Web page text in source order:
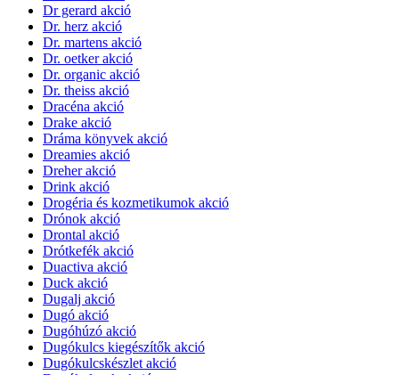
Dr gerard akció
Dr. herz akció
Dr. martens akció
Dr. oetker akció
Dr. organic akció
Dr. theiss akció
Dracéna akció
Drake akció
Dráma könyvek akció
Dreamies akció
Dreher akció
Drink akció
Drogéria és kozmetikumok akció
Drónok akció
Drontal akció
Drótkefék akció
Duactiva akció
Duck akció
Dugalj akció
Dugó akció
Dugóhúzó akció
Dugókulcs kiegészítők akció
Dugókulcskészlet akció